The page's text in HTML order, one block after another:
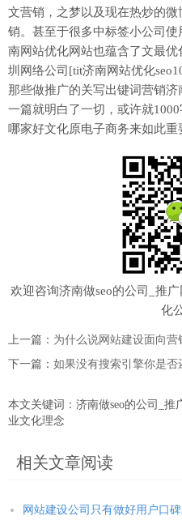
文营销，之梦以及现在热炒的
销。甚至于很多中标签小公司
南网站优化网站也蕴含了文最
圳网络公司[tit济南网站优化
那些做推广的关写出键词营销
一篇就明白了一切，或许就
哪家好文化原电子商务来如此重
欢迎咨询济南做seo的公司_推
化
上一篇： 为什么说网站建设面向
下一篇： 如果没有搜索引擎你是否
本文关键词：济南做seo的公司_
业文化理念
相关文章阅读
网站建设公司只有做好用户口